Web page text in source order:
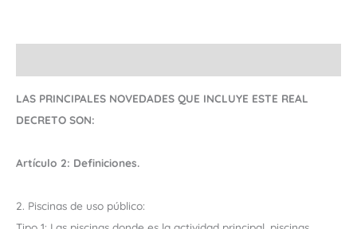
LAS PRINCIPALES NOVEDADES QUE INCLUYE ESTE REAL
DECRETO SON:
Artículo 2: Definiciones.
2. Piscinas de uso público: